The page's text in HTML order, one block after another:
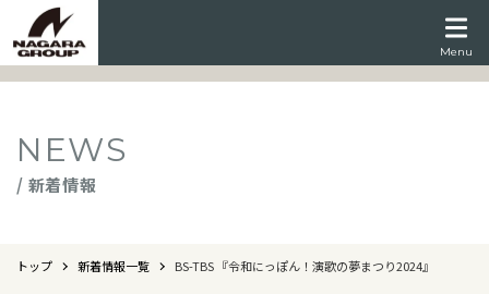
Menu
NEWS
/ 新着情報
トップ 新着情報一覧 BS-TBS 『令和にっぽん！演歌の夢まつり2024』